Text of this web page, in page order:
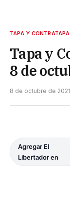
TAPA Y CONTRATAPA
Tapa y
8 de
8 de octubre de 2021
Agregar El
Libertador en